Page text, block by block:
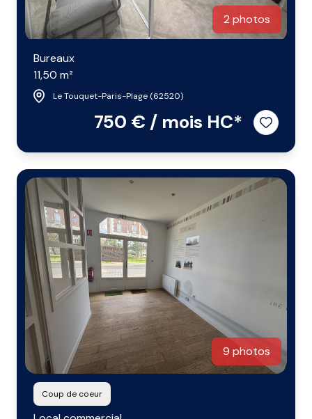
2 photos
Bureaux
11,50 m²
Le Touquet-Paris-Plage (62520)
750 € / mois HC*
9 photos
Coup de coeur